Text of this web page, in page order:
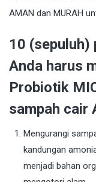
10 (sepuluh)
Anda harus
Probiotik
sampah cair
Mengurangi
kandungan
menjadi bahan